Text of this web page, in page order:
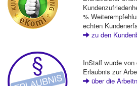
%
echten
zu den
InStaff wurde
Erlaubnis zur
über die